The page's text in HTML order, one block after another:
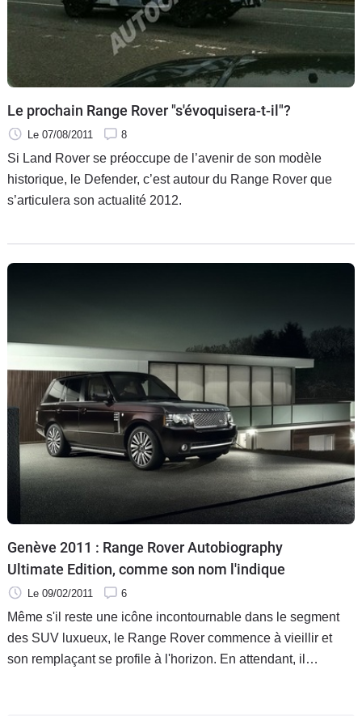
Le prochain Range Rover "s'évoquisera-t-il"?
Le 07/08/2011 8
Si Land Rover se préoccupe de l’avenir de son modèle
historique, le Defender, c’est autour du Range Rover que
s’articulera son actualité 2012.
Genève 2011 : Range Rover Autobiography
Ultimate Edition, comme son nom l'indique
Le 09/02/2011 6
Même s'il reste une icône incontournable dans le segment
des SUV luxueux, le Range Rover commence à vieillir et
son remplaçant se profile à l'horizon. En attendant, il